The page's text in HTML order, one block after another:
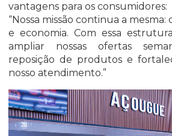
vantagens para os consumidores:
“Nossa missão continua a
e economia. Com essa
ampliar nossas ofertas
reposição de produtos e
nosso atendimento.”